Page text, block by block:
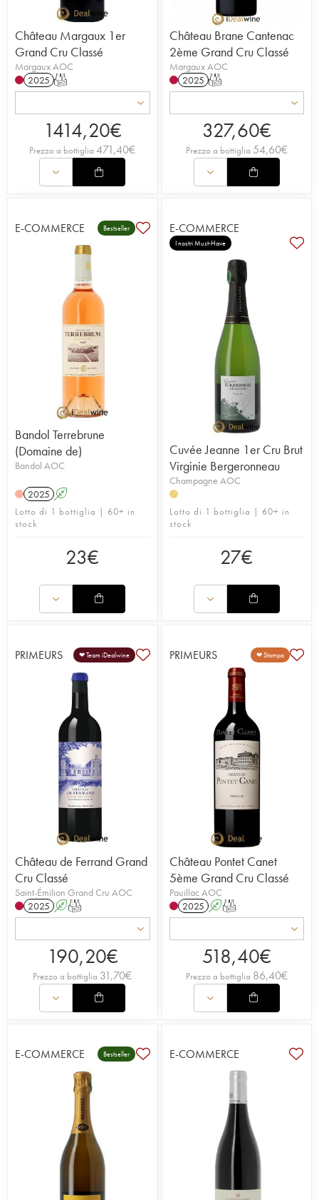
Château Margaux 1er
Grand Cru Classé
Margaux AOC
2025 T
1414,20€
Prezzo a bottiglia 471,40€
Château Brane Cantenac
2ème Grand Cru Classé
Margaux AOC
2025 T
327,60€
Prezzo a bottiglia 54,60€
E-COMMERCE Bestseller
Bandol Terrebrune
(Domaine de)
Bandol AOC
2025 A
Lotto di 1 bottiglia | 60+ in
stock
23€
E-COMMERCE
I nostri Must-Have
Cuvée Jeanne 1er Cru Brut
Virginie Bergeronneau
Champagne AOC
H
Lotto di 1 bottiglia | 60+ in
stock
27€
PRIMEURS ❤ Team iDealwine
Château de Ferrand Grand
Cru Classé
Saint-Émilion Grand Cru AOC
2025 AT
190,20€
Prezzo a bottiglia 31,70€
PRIMEURS ❤ Stampa
Château Pontet Canet
5ème Grand Cru Classé
Pauillac AOC
2025 AT
518,40€
Prezzo a bottiglia 86,40€
E-COMMERCE Bestseller E-COMMERCE